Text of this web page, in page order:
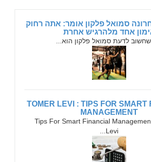
סמואל פלקון אומר: אתה רחוק
אחד מלהרגיש אחרת
לדעת סמואל פלקון הוא...
TOMER LEVI : TIPS FOR SMART
MANAGEMENT
Tips For Smart Financial
Levi...